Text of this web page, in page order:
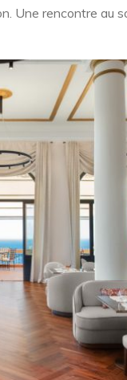
Une rencontre au